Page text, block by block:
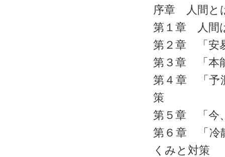
序章 人間と
第１章 人間
第２章 「安
第３章 「本
第４章 「予
策
第５章 「今
第６章 「冷
くみと対策